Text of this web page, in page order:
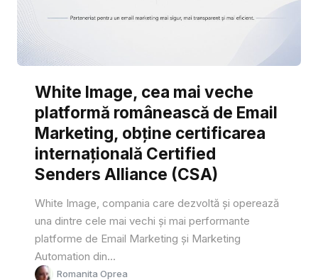
White Image, cea mai veche
platformă românească de Email
Marketing, obține certificarea
internațională Certified
Senders Alliance (CSA)
White Image, compania care dezvoltă și operează
una dintre cele mai vechi și mai performante
platforme de Email Marketing și Marketing
Automation din...
Romanita Oprea